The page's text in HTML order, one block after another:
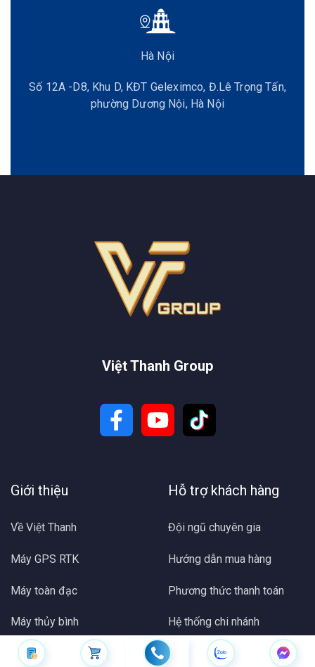
Hà Nội
Số 12A -D8, Khu D, KĐT Geleximco, Đ.Lê Trọng Tấn,
phường Dương Nội, Hà Nội
Việt Thanh Group
Giới thiệu
Về Việt Thanh
Máy GPS RTK
Máy toàn đạc
Máy thủy bình
Máy định vị GPS cầm tay
Hỗ trợ khách hàng
Đội ngũ chuyên gia
Hướng dẫn mua hàng
Phương thức thanh toán
Hệ thống chi nhánh